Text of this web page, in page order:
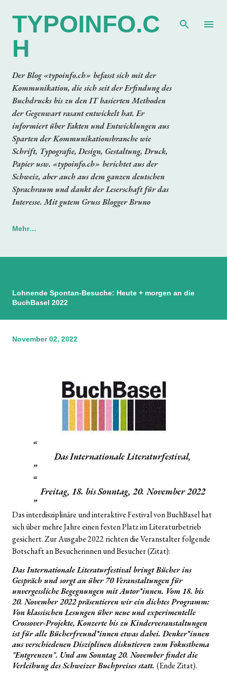
TYPOINFO.C
H
Der Blog «typoinfo.ch» befasst sich mit der
Kommunikation, die sich seit der Erfindung des
Buchdrucks bis zu den IT basierten Methoden
der Gegenwart rasant entwickelt hat. Er
informiert über Fakten und Entwicklungen aus
Sparten der Kommunikationsbranche wie
Schrift, Typografie, Design, Gestaltung, Druck,
Papier usw. «typoinfo.ch» berichtet aus der
Schweiz, aber auch aus dem ganzen deutschen
Sprachraum und dankt der Leserschaft für das
Interesse. Mit gutem Gruss Blogger Bruno
Mehr…
Lohnende Spontan-Besuche: Heute + morgen an die
BuchBasel 2022
November 02, 2022
Das Internationale Literaturfestival,
Freitag, 18. bis Sonntag, 20. November 2022
Das interdisziplinäre und interaktive Festival von BuchBasel hat
sich über mehre Jahre einen festen Platz im Literaturbetrieb
gesichert. Zur Ausgabe 2022 richten die Veranstalter folgende
Botschaft an Besucherinnen und Besucher (Zitat):
Das Internationale Literaturfestival bringt Bücher ins
Gespräch und sorgt an über 70 Veranstaltungen für
unvergessliche Begegnungen mit Autor*innen. Vom 18. bis
20. November 2022 präsentieren wir ein dichtes Programm:
Von klassischen Lesungen über neue und experimentelle
Crossover-Projekte, Konzerte bis zu Kinderveranstaltungen
ist für alle Bücherfreund*innen etwas dabei. Denker*innen
aus verschiedenen Disziplinen diskutieren zum Fokusthema
"Entgrenzen". Und am Sonntag 20. November findet die
Verleihung des Schweizer Buchpreises statt. (Ende Zitat).